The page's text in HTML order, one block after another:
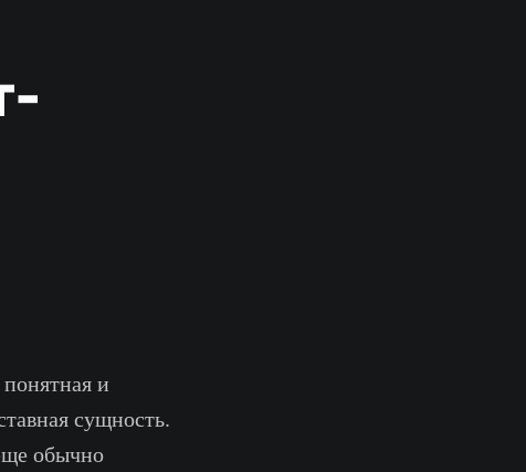
и
сущность.
обычно